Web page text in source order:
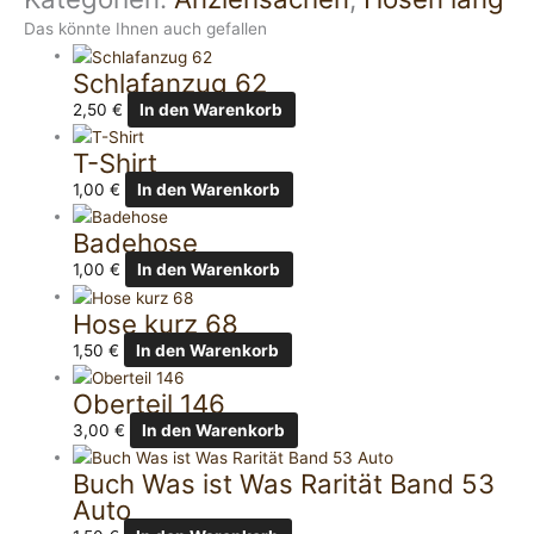
Das könnte Ihnen auch gefallen
Schlafanzug 62
2,50€ In den Warenkorb
T-Shirt
1,00€ In den Warenkorb
Badehose
1,00€ In den Warenkorb
Hose kurz 68
1,50€ In den Warenkorb
Oberteil 146
3,00€ In den Warenkorb
Buch Was ist Was Rarität Band 53
Auto